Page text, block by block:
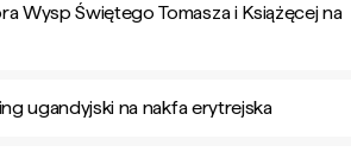
Wysp Świętego Tomasza i Książęcej na
ugandyjski na nakfa erytrejska